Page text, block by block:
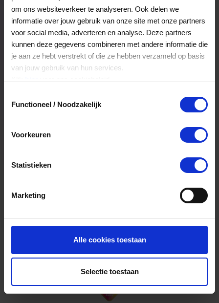
om ons websiteverkeer te analyseren. Ook delen we
informatie over jouw gebruik van onze site met onze partners
voor social media, adverteren en analyse. Deze partners
kunnen deze gegevens combineren met andere informatie die
je aan ze hebt verstrekt of die ze hebben verzameld op basis
van jouw gebruik van hun services.
Functioneel / Noodzakelijk
Voorkeuren
Statistieken
Marketing
Alle cookies toestaan
Selectie toestaan
Veelgestelde Vragen
Hoelang blijft mijn saldo geldig?
Het volledige saldo op de VVV cadeaukaart
is minimaal drie jaar geldig.
Kan ik het saldo in delen besteden?
cadeaukaart in delen uitgeven.
Ja, je mag het saldo van je VVV
cadeaukaart in delen uitgeven.